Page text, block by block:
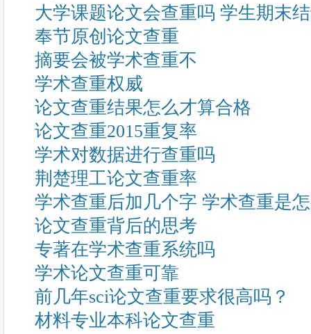
大学课题论文会查重吗 学生期末
奉节原创论文查重
摘要会被学术查重不
学术查重权威
论文查重结果怎么才算合格
论文查重2015重复率
学术对数据进行查重吗
荆楚理工论文查重率
学术查重后加几个字 学术查重是
论文查重背后的思考
专著在学术查重系统吗
学术论文查重可靠
前几年sci论文查重要求很高吗？
材料专业本科论文查重